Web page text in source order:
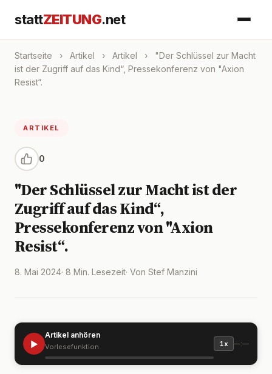
stattZEITUNG.net
Startseite › Artikel › Artikel ›
"Der Schlüssel zur Macht
ist der Zugriff auf das Kind“, Pressekonferenz von "Axion
Resist“.
ARTIKEL
0
"Der Schlüssel zur Macht ist der
Zugriff auf das Kind“,
Pressekonferenz von "Axion
Resist“.
8. Mai 2024· 8 Min. Lesezeit· Von Stef Manzini
▶
Artikel anhören
Vorlesefunktion 1x —:—